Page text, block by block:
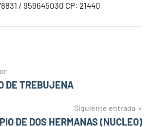
/ 959645030 CP: 21440
DE TREBUJENA
Siguiente entrada
DE DOS HERMANAS (NUCLEO)